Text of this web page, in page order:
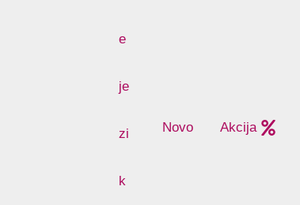
Novo Akcija